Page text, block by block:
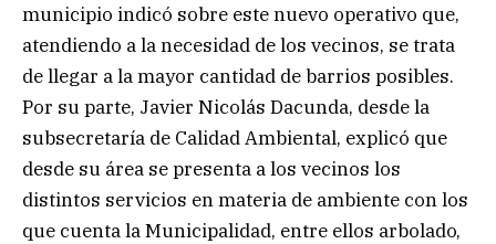
municipio indicó sobre este nuevo operativo que,
atendiendo a la necesidad de los vecinos, se trata
de llegar a la mayor cantidad de barrios posibles.
Por su parte, Javier Nicolás Dacunda, desde la
subsecretaría de Calidad Ambiental, explicó que
desde su área se presenta a los vecinos los
distintos servicios en materia de ambiente con los
que cuenta la Municipalidad, entre ellos arbolado,